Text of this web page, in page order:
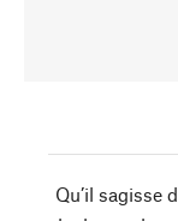
Qu’il sagisse